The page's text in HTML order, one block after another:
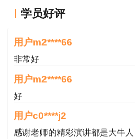
学员好评
用户zh****zb
用户m2****66
非常好
用户m2****66
好
用户c0****j2
感谢老师的精彩演讲都是大牛